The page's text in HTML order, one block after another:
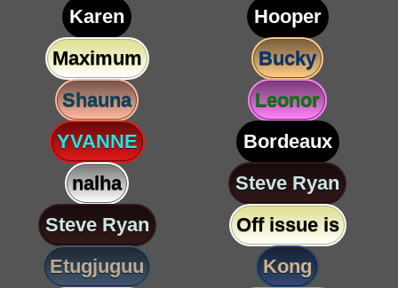
Karen
Hooper
Maximum
Bucky
Shauna
Leonor
YVANNE
Bordeaux
nalha
Steve Ryan
Steve Ryan
Off issue is
Etugjuguu
Kong